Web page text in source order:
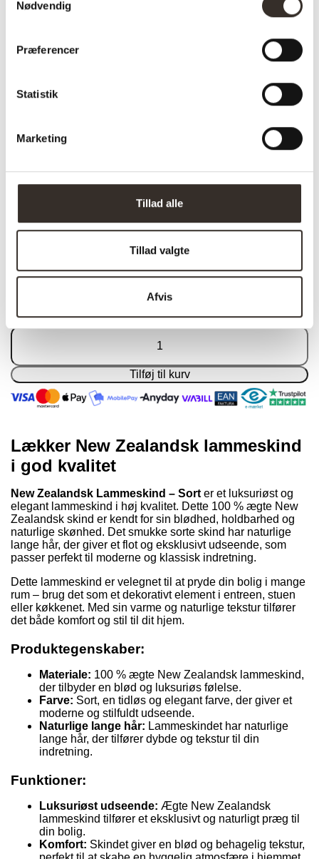
Nødvendig
Præferencer
Statistik
Marketing
Tillad alle
Tillad valgte
Afvis
New Zealandsk
var:
aktuelle
er:
New
lammeskind
–
Sort
antal
Tilføj til kurv
Lækker New Zealandsk lammeskind
i god kvalitet
New Zealandsk Lammeskind – Sort er et luksuriøst og
elegant lammeskind i høj kvalitet. Dette 100 % ægte New
Zealandsk skind er kendt for sin blødhed, holdbarhed og
naturlige skønhed. Det smukke sorte skind har naturlige
lange hår, der giver et flot og eksklusivt udseende, som
passer perfekt til moderne og klassisk indretning.
Dette lammeskind er velegnet til at pryde din bolig i mange
rum – brug det som et dekorativt element i entreen, stuen
eller køkkenet. Med sin varme og naturlige tekstur tilfører
det både komfort og stil til dit hjem.
Produktegenskaber:
Materiale: 100 % ægte New Zealandsk lammeskind,
der tilbyder en blød og luksuriøs følelse.
Farve: Sort, en tidløs og elegant farve, der giver et
moderne og stilfuldt udseende.
Naturlige lange hår: Lammeskindet har naturlige
lange hår, der tilfører dybde og tekstur til din
indretning.
Funktioner:
Luksuriøst udseende: Ægte New Zealandsk
lammeskind tilfører et eksklusivt og naturligt præg til
din bolig.
Komfort: Skindet giver en blød og behagelig tekstur,